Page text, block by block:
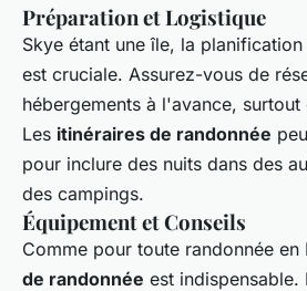
Préparation et Logistique
Skye étant une île, la
est cruciale. Assurez-vous de
hébergements à l'avance, surtout
Les itinéraires de randonnée
pour inclure des nuits dans des
des campings.
Équipement et Conseils
Comme pour toute randonnée en
de randonnée est indispensable.